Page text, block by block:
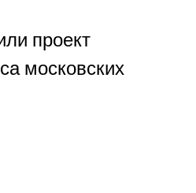
проект
московских